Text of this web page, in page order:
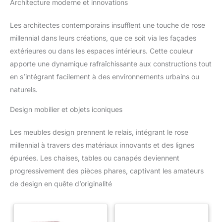
Architecture moderne et innovations
Les architectes contemporains insufflent une touche de rose
millennial dans leurs créations, que ce soit via les façades
extérieures ou dans les espaces intérieurs. Cette couleur
apporte une dynamique rafraîchissante aux constructions tout
en s’intégrant facilement à des environnements urbains ou
naturels.
Design mobilier et objets iconiques
Les meubles design prennent le relais, intégrant le rose
millennial à travers des matériaux innovants et des lignes
épurées. Les chaises, tables ou canapés deviennent
progressivement des pièces phares, captivant les amateurs
de design en quête d’originalité